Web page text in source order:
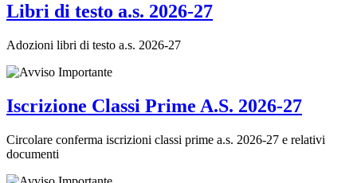
Libri di testo a.s. 2026-27
Adozioni libri di testo a.s. 2026-27
Iscrizione Classi Prime A.S. 2026-27
Circolare conferma iscrizioni classi prime a.s. 2026-27 e relativi
documenti